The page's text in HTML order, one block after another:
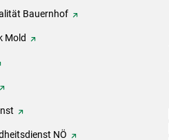
Bauernhof
Mold
NÖ